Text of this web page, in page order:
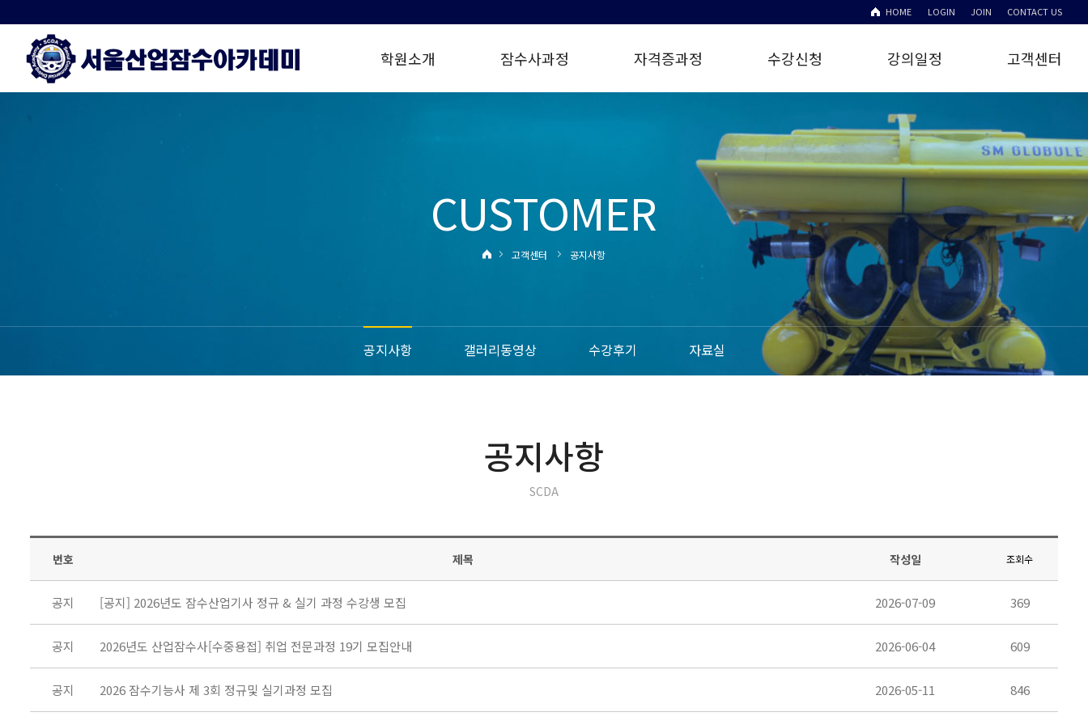
HOME LOGIN JOIN CONTACT US
학원소개 잠수사과정 자격증과정 수강신청 강의일정 고객센터
CUSTOMER
고객센터 공지사항
공지사항 갤러리동영상 수강후기 자료실
공지사항
SCDA
번호 제목 작성일 조회수
공지 [공지] 2026년도 잠수산업기사 정규 & 실기 과정 수강생 모집 2026-07-09 369
공지 2026년도 산업잠수사[수중용접] 취업 전문과정 19기 모집안내 2026-06-04 609
공지 2026 잠수기능사 제 3회 정규및 실기과정 모집 2026-05-11 846